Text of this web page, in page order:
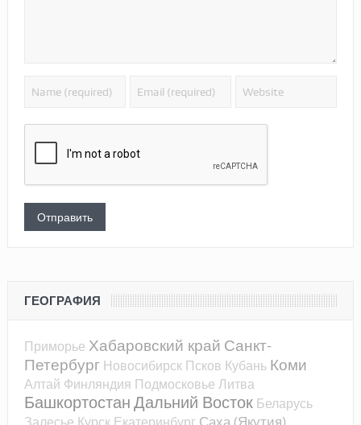
ГЕОГРАФИЯ
Приморье Хабаровский край Санкт-
Петербург Новосибирск Псков Кубань Коми
Алтай Финляндия Подмосковье Литва
БашкортостанДальний Восток Беларусь
Саха (Якутия)